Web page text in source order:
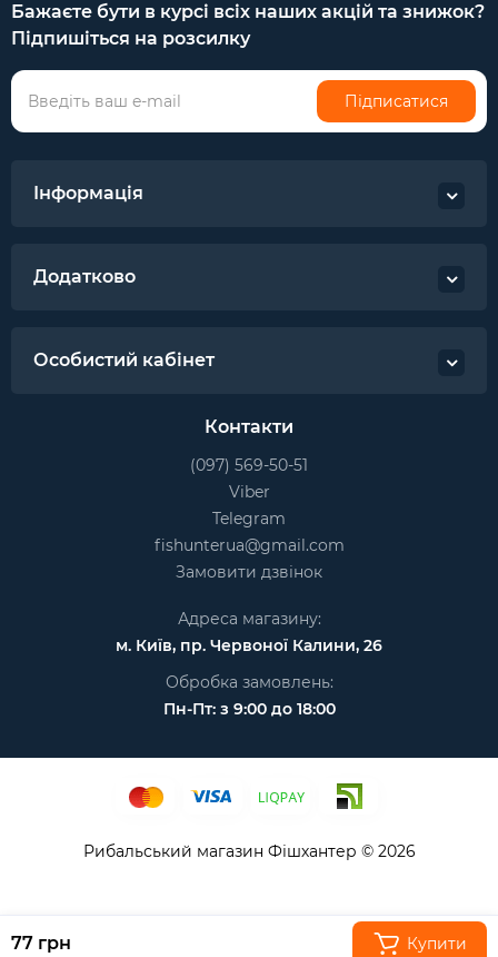
77 грн Купити
Бажаєте бути в курсі всіх наших акцій та знижок?
Підпишіться на розсилку
Підписатися
Інформація
Додатково
Особистий кабінет
Контакти
(097) 569-50-51
Viber
Telegram
fishunterua@gmail.com
Замовити дзвінок
Адреса магазину:
м. Київ, пр. Червоної Калини, 26
Обробка замовлень:
Пн-Пт: з 9:00 до 18:00
Рибальський магазин Фішхантер © 2026